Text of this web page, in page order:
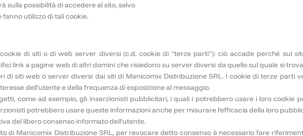
sulla possibilità di accedere al sito, salvo
utilizzo di tali cookie.
di siti o di web server diversi (c.d. cookie di "terze parti"): ciò accade perché sul
link a pagine web di altri domini che risiedono su server diversi da quello sul quale si
siti web o server diversi dai siti di Manicomix Distribuzione SRL. I cookie di terze parti
dell’utente e della frequenza di esposizione al messaggio.
come ad esempio, gli inserzionisti pubblicitari, i quali i potrebbero usare i loro cookie
potrebbero usare queste informazioni anche per misurare l’efficacia della loro
del libero consenso informato dell’utente.
di Manicomix Distribuzione SRL, per revocare detto consenso è necessario fare